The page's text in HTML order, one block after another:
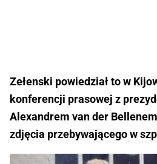
Zełenski powiedział to w
konferencji prasowej z
Alexandrem van der
zdjęcia przebywającego w